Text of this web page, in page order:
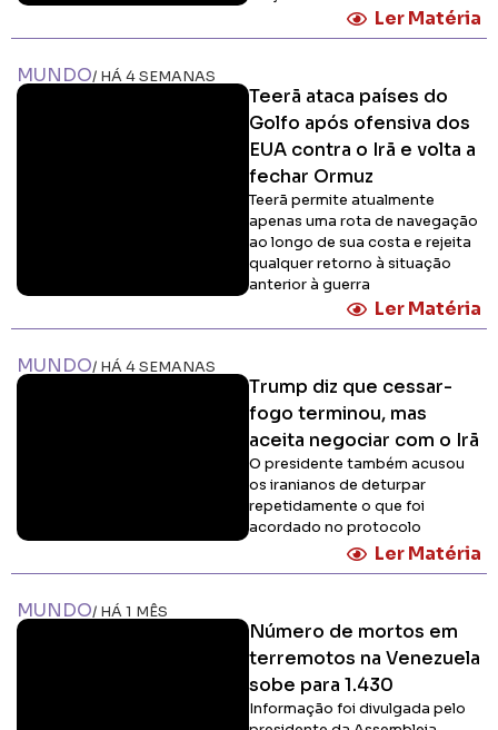
Ler Matéria
MUNDO/ HÁ 4 SEMANAS
Teerã ataca países do
Golfo após ofensiva dos
EUA contra o Irã e volta a
fechar Ormuz
Teerã permite atualmente
apenas uma rota de navegação
ao longo de sua costa e rejeita
qualquer retorno à situação
anterior à guerra
Ler Matéria
MUNDO/ HÁ 4 SEMANAS
Trump diz que cessar-
fogo terminou, mas
aceita negociar com o Irã
O presidente também acusou
os iranianos de deturpar
repetidamente o que foi
acordado no protocolo
Ler Matéria
MUNDO/ HÁ 1 MÊS
Número de mortos em
terremotos na Venezuela
sobe para 1.430
Informação foi divulgada pelo